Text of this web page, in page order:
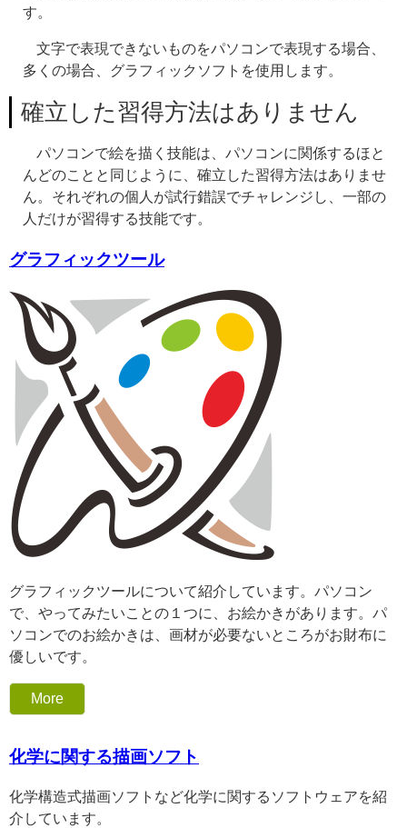
す。
文字で表現できないものをパソコンで表現する場合、
多くの場合、グラフィックソフトを使用します。
確立した習得方法はありません
パソコンで絵を描く技能は、パソコンに関係するほと
んどのことと同じように、確立した習得方法はありませ
ん。それぞれの個人が試行錯誤でチャレンジし、一部の
人だけが習得する技能です。
グラフィックツール
グラフィックツールについて紹介しています。パソコン
で、やってみたいことの１つに、お絵かきがあります。パ
ソコンでのお絵かきは、画材が必要ないところがお財布に
優しいです。
More
化学に関する描画ソフト
化学構造式描画ソフトなど化学に関するソフトウェアを紹
介しています。